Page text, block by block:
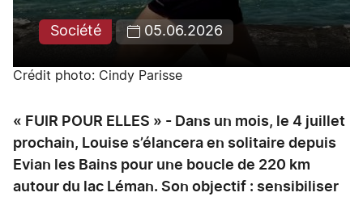
Société 05.06.2026
Crédit photo: Cindy Parisse
« FUIR POUR ELLES » - Dans un mois, le 4 juillet
prochain, Louise s’élancera en solitaire depuis
Evian les Bains pour une boucle de 220 km
autour du lac Léman. Son objectif : sensibiliser